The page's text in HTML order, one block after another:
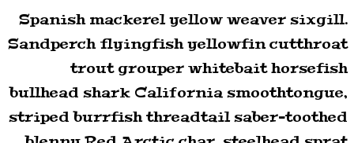
Spanish mackerel yellow weaver sixgill.
Sandperch flyingfish yellowfin cutthroat
trout grouper whitebait horsefish
bullhead shark California smoothtongue,
striped burrfish threadtail saber-toothed